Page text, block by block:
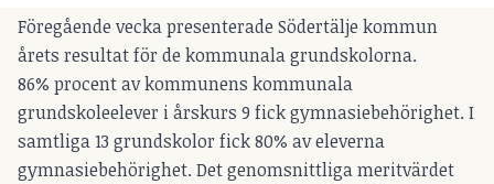
Föregående vecka presenterade Södertälje kommun
årets resultat för de kommunala grundskolorna.
86% procent av kommunens kommunala
grundskoleelever i årskurs 9 fick gymnasiebehörighet. I
samtliga 13 grundskolor fick 80% av eleverna
gymnasiebehörighet. Det genomsnittliga meritvärdet